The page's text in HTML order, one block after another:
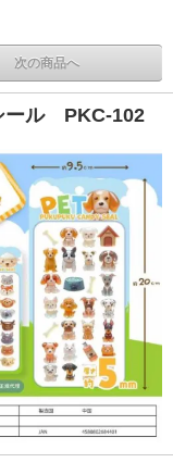
次の商品へ
ール PKC-102